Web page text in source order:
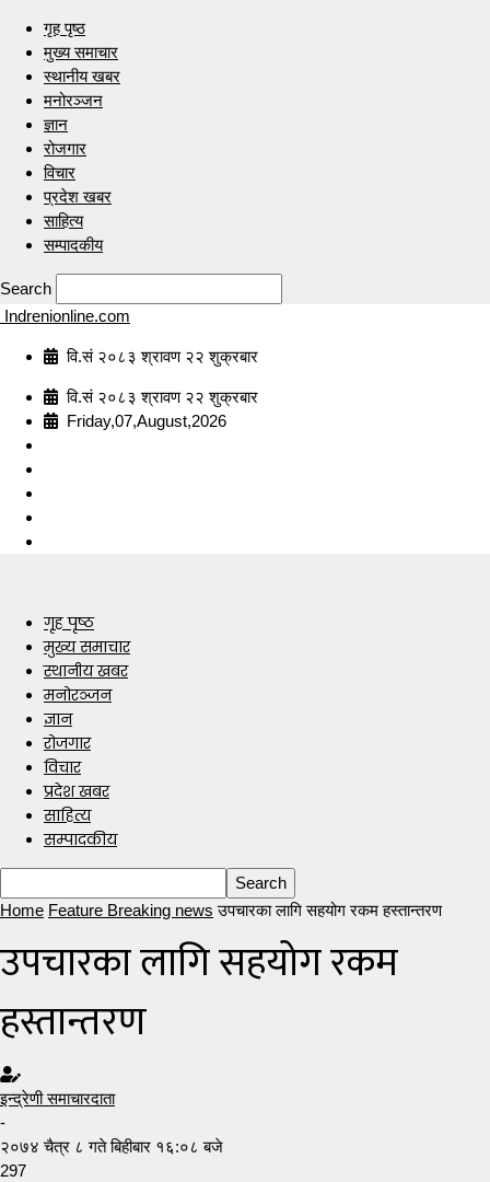
गृह पृष्ठ
मुख्य समाचार
स्थानीय खबर
मनोरञ्जन
ज्ञान
रोजगार
विचार
प्रदेश खबर
साहित्य
सम्पादकीय
Search
Indrenionline.com
वि.सं २०८३ श्रावण २२ शुक्रबार
वि.सं २०८३ श्रावण २२ शुक्रबार
Friday,07,August,2026
गृह पृष्ठ
मुख्य समाचार
स्थानीय खबर
मनोरञ्जन
ज्ञान
रोजगार
विचार
प्रदेश खबर
साहित्य
सम्पादकीय
Home Feature Breaking news उपचारका लागि सहयोग रकम हस्तान्तरण
उपचारका लागि सहयोग रकम
हस्तान्तरण
इन्द्रेणी समाचारदाता
-
२०७४ चैत्र ८ गते बिहीबार १६:०८ बजे
297